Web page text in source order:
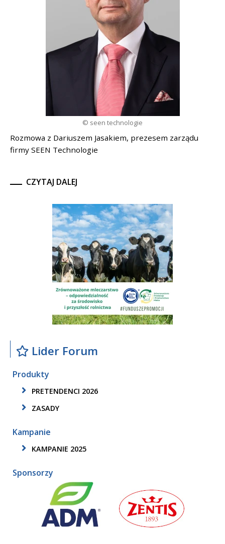
© seen technologie
Rozmowa z Dariuszem Jasakiem, prezesem zarządu
firmy SEEN Technologie
CZYTAJ DALEJ
Lider Forum
Produkty
PRETENDENCI 2026
ZASADY
Kampanie
KAMPANIE 2025
Sponsorzy